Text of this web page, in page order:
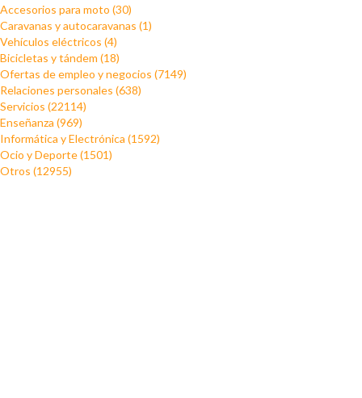
Accesorios para moto (30)
Caravanas y autocaravanas (1)
Vehículos eléctricos (4)
Bicicletas y tándem (18)
Ofertas de empleo y negocios (7149)
Relaciones personales (638)
Servicios (22114)
Enseñanza (969)
Informática y Electrónica (1592)
Ocio y Deporte (1501)
Otros (12955)